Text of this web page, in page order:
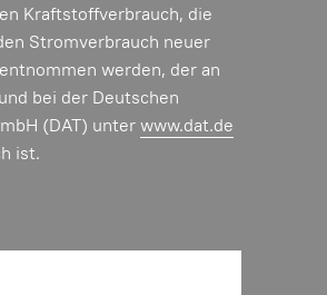
Kraftstoffverbrauch, die
Stromverbrauch neuer
werden, der an
bei der Deutschen
(DAT) unterwww.dat.de
ist.